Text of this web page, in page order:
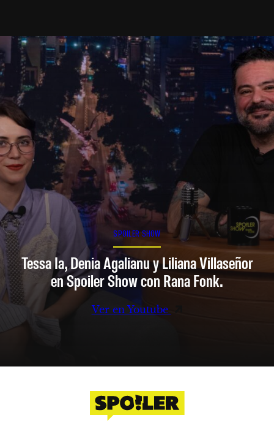
SPOILER SHOW
Tessa Ia, Denia Agalianu y Liliana Villaseñor
en Spoiler Show con Rana Fonk.
Ver en Youtube